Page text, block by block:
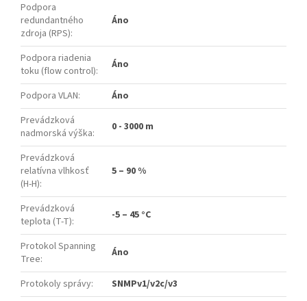
Podpora
redundantného
zdroja (RPS):
Áno
Podpora riadenia
toku (flow control): Áno
Podpora VLAN:
Áno
Prevádzková
nadmorská výška: 0 - 3000 m
Prevádzková
relatívna vlhkosť
(H-H):
5 – 90 %
Prevádzková
teplota (T-T): -5 – 45 °C
Protokol Spanning
Tree: Áno
Protokoly správy: SNMPv1/v2c/v3